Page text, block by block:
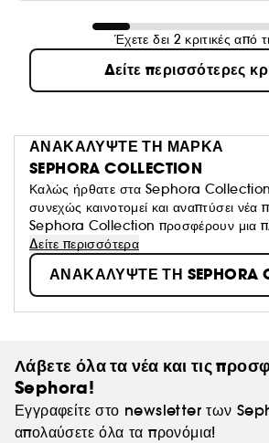
Έχετε δει 2 κριτικές από
Δείτε περισσότερες
ΑΝΑΚΑΛΥΨΤΕ ΤΗ ΜΑΡΚΑ
SEPHORA COLLECTION
Καλώς ήρθατε στα Sephora
συνεχώς καινοτομεί και αναπτύσει νέα
Sephora Collection προσφέρουν μια
συναρπαστικών προϊόντων, υφών και
προσκαλούν να φτιάξτε το δικό σας
διάθεσή σας.
Δείτε περισσότερα
ΑΝΑΚΑΛΥΨΤΕ ΤΗ SEPHORA
Λάβετε όλα τα νέα και τις
Sephora!
Εγγραφείτε στο newsletter των
απολαύσετε όλα τα προνόμια!